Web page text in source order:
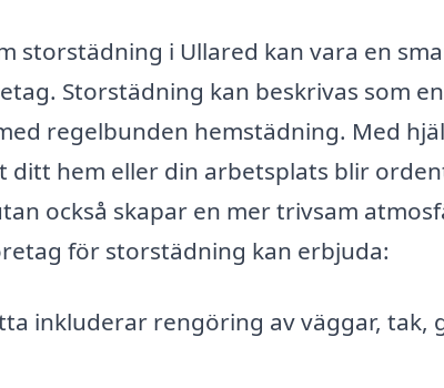
storstädning i Ullared kan vara en
Storstädning kan beskrivas som
regelbunden hemstädning. Med
ditt hem eller din arbetsplats blir
också skapar en mer trivsam
för storstädning kan erbjuda:
inkluderar rengöring av väggar, tak,